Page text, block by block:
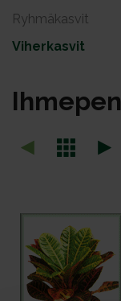
Ryhmäkasvit
Viherkasvit